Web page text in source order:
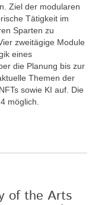
Ziel der modularen
Tätigkeit im
Sparten zu
zweitägige Module
eines
die Planung bis zur
Themen der
sowie KI auf. Die
möglich.
of the Arts